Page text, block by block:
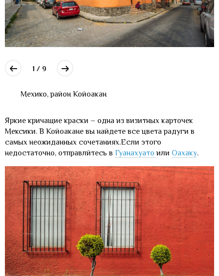
1 / 9
Мехико, район Койоакан
Яркие кричащие краски – одна из визитных карточек
Мексики. В Койоакане вы найдете все цвета радуги в
самых неожиданных сочетаниях.Если этого
недостаточно, отправлйтесь в Гуанахуатоили Оахаку.